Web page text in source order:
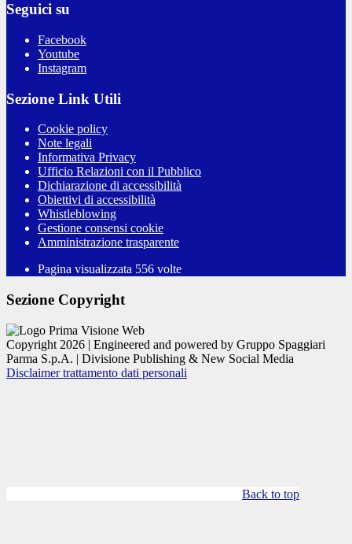
Seguici su
Facebook
Youtube
Instagram
Sezione Link Utili
Cookie policy
Note legali
Informativa Privacy
Ufficio Relazioni con il Pubblico
Dichiarazione di accessibilità
Obiettivi di accessibilità
Whistleblowing
Gestione consensi cookie
Amministrazione trasparente
Pagina visualizzata 556 volte
Sezione Copyright
Copyright 2026 | Engineered and powered by Gruppo Spaggiari
Parma S.p.A. | Divisione Publishing & New Social Media
Disclaimer trattamento dati personali
Back to top